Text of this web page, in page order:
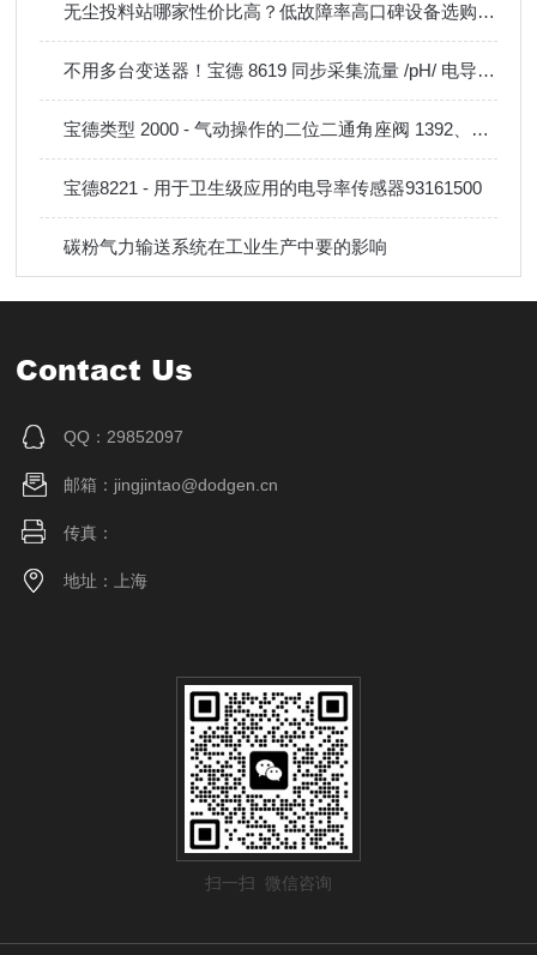
无尘投料站哪家性价比高？低故障率高口碑设备选购指南
不用多台变送器！宝德 8619 同步采集流量 /pH/ 电导率 / 余氯一体化控制器
宝德类型 2000 - 气动操作的二位二通角座阀 1392、1393、1394、1395、1396
宝德8221 - 用于卫生级应用的电导率传感器93161500
碳粉气力输送系统在工业生产中要的影响
Contact Us
QQ：29852097
邮箱：jingjintao@dodgen.cn
传真：
地址：上海
扫一扫 微信咨询